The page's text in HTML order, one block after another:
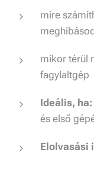
mire
mikor térül
fagylaltgép
Ideális, ha:
és első
Elolvasási